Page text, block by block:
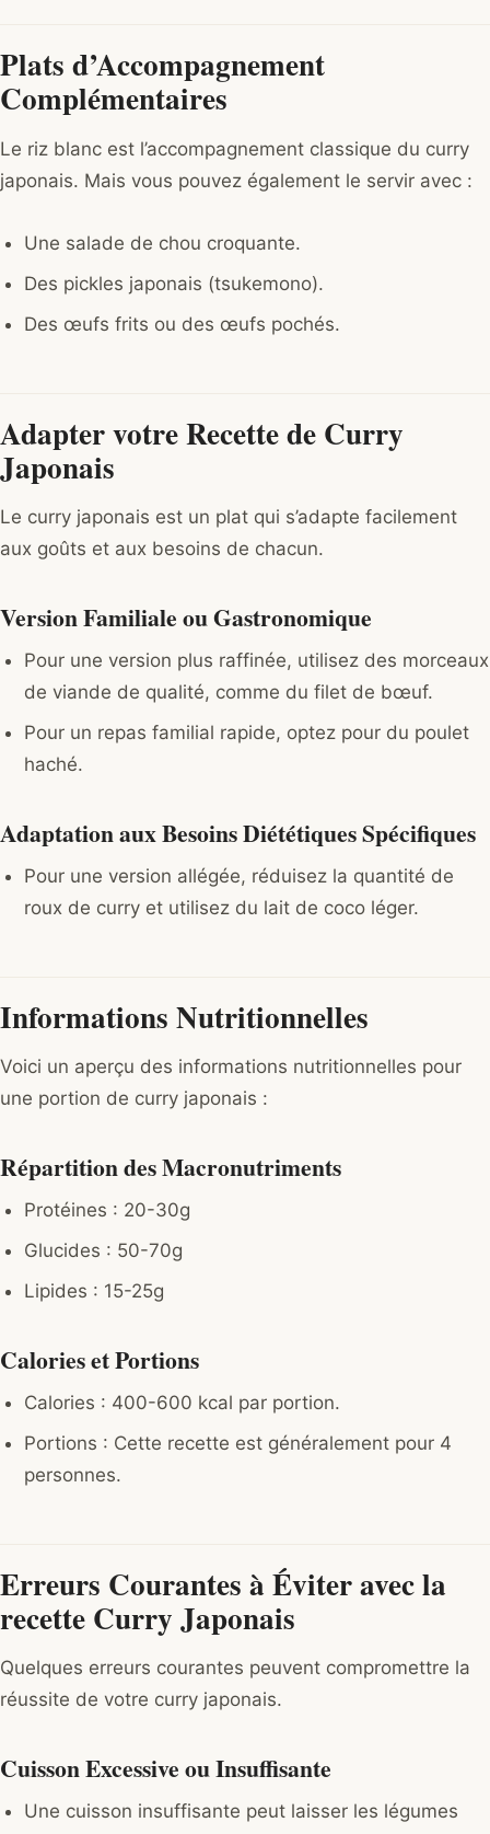
Plats d’Accompagnement
Complémentaires
Le riz blanc est l’accompagnement classique du curry
japonais. Mais vous pouvez également le servir avec :
Une salade de chou croquante.
Des pickles japonais (tsukemono).
Des œufs frits ou des œufs pochés.
Adapter votre Recette de Curry
Japonais
Le curry japonais est un plat qui s’adapte facilement
aux goûts et aux besoins de chacun.
Version Familiale ou Gastronomique
Pour une version plus raffinée, utilisez des morceaux
de viande de qualité, comme du filet de bœuf.
Pour un repas familial rapide, optez pour du poulet
haché.
Adaptation aux Besoins Diététiques Spécifiques
Pour une version allégée, réduisez la quantité de
roux de curry et utilisez du lait de coco léger.
Informations Nutritionnelles
Voici un aperçu des informations nutritionnelles pour
une portion de curry japonais :
Répartition des Macronutriments
Protéines : 20-30g
Glucides : 50-70g
Lipides : 15-25g
Calories et Portions
Calories : 400-600 kcal par portion.
Portions : Cette recette est généralement pour 4
personnes.
Erreurs Courantes à Éviter avec la
recette Curry Japonais
Quelques erreurs courantes peuvent compromettre la
réussite de votre curry japonais.
Cuisson Excessive ou Insuffisante
Une cuisson insuffisante peut laisser les légumes